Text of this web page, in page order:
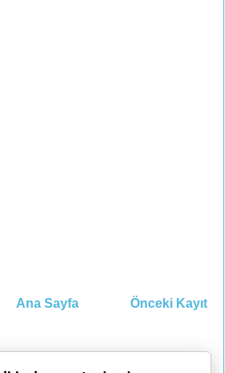
Önceki Kayıt
Ana Sayfa